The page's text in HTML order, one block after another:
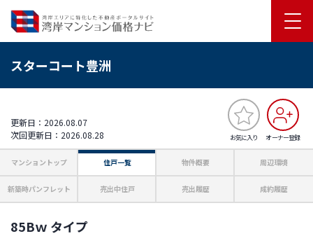
スターコート豊洲
お気に入り オーナー登録
更新日：2026.08.07
次回更新日：2026.08.28
マンショントップ 住戸一覧 物件概要 周辺環境
新築時パンフレット 売出中住戸 売出履歴 成約履歴
85Bｗ タイプ